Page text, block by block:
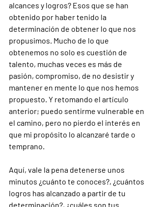
alcances y logros? Esos que se han
obtenido por haber tenido la
determinación de obtener lo que nos
propusimos. Mucho de lo que
obtenemos no solo es cuestión de
talento, muchas veces es más de
pasión, compromiso, de no desistir y
mantener en mente lo que nos hemos
propuesto. Y retomando el artículo
anterior; puedo sentirme vulnerable en
el camino, pero no pierdo el interés en
que mi propósito lo alcanzaré tarde o
temprano.
Aquí, vale la pena detenerse unos
minutos ¿cuánto te conoces?, ¿cuántos
logros has alcanzado a partir de tu
determinación?, ¿cuáles son tus